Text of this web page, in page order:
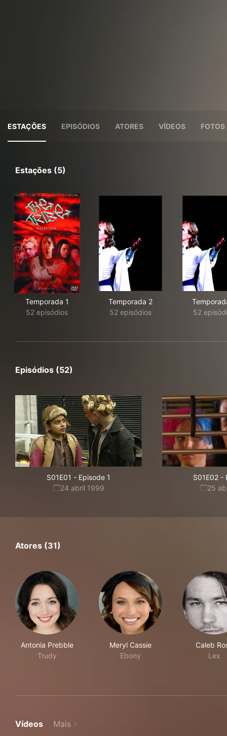
ESTAÇÕES EPISÓDIOS ATORES VÍDEOS FOTOS
Estações (5)
Temporada 1
52 episódios
Temporada 2
52 episódios
52
Episódios (52)
S01E01 - Episode 1
24 abril 1999
S01E02 -
25
Atores (31)
Antonia Prebble
Trudy
Meryl Cassie
Ebony
Caleb
Lex
Vídeos Mais